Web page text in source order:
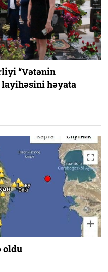
“Vətənin
layihəsini həyata
oldu